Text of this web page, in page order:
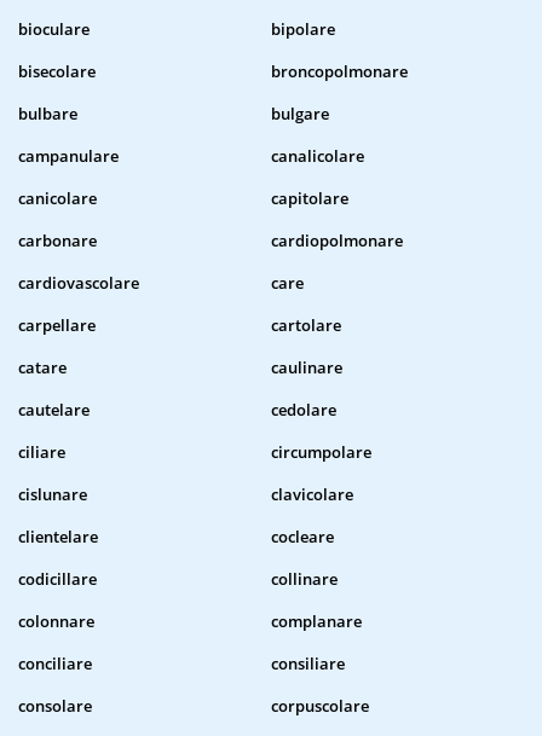
bioculare
bipolare
bisecolare
broncopolmonare
bulbare
bulgare
campanulare
canalicolare
canicolare
capitolare
carbonare
cardiopolmonare
cardiovascolare
care
carpellare
cartolare
catare
caulinare
cautelare
cedolare
ciliare
circumpolare
cislunare
clavicolare
clientelare
cocleare
codicillare
collinare
colonnare
complanare
conciliare
consiliare
consolare
corpuscolare